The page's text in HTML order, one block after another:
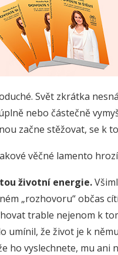
Svět zkrátka
nebo částečně
začne stěžovat, se k
věčné lamento
životní energie.
„rozhovoru“ občas
trable nejenom k
umínil, že život je k
ho vyslechnete, mu ani